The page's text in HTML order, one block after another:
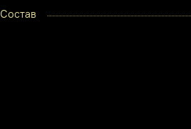
Состав